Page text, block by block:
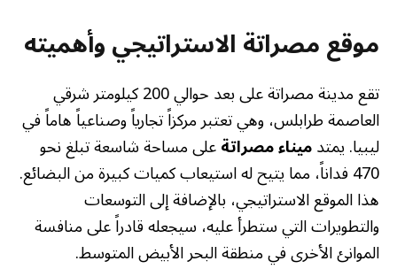
موقع مصراتة الاستراتيجي وأهميته
تقع مدينة مصراتة على بعد حوالي 200 كيلومتر شرقي
العاصمة طرابلس، وهي تعتبر مركزاً تجارياً وصناعياً هاماً في
ليبيا. يمتدميناء مصراتةعلى مساحة شاسعة تبلغ نحو
470 فداناً، مما يتيح له استيعاب كميات كبيرة من البضائع.
هذا الموقع الاستراتيجي، بالإضافة إلى التوسعات
والتطويرات التي ستطرأ عليه، سيجعله قادراً على منافسة
الموانئ الأخرى في منطقة البحر الأبيض المتوسط.